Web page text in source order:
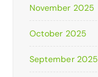
November 2025
October 2025
September 2025